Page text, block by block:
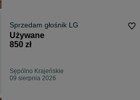
Sprzedam głośnik LG
Używane
850 zł
Sępólno Krajeńskie
09 sierpnia 2026